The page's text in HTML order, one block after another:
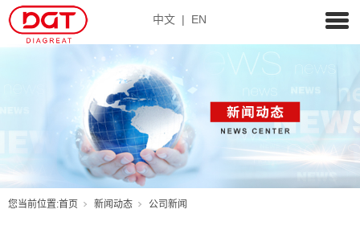
中文 | EN
您当前位置:首页 新闻动态 公司新闻